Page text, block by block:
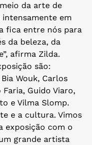
da arte de
intensamente em
fica entre nós para
da beleza, da
afirma Zilda.
são:
Wouk, Carlos
Guido Viaro,
e Vilma Slomp.
e a cultura. Vimos
exposição com o
grande artista